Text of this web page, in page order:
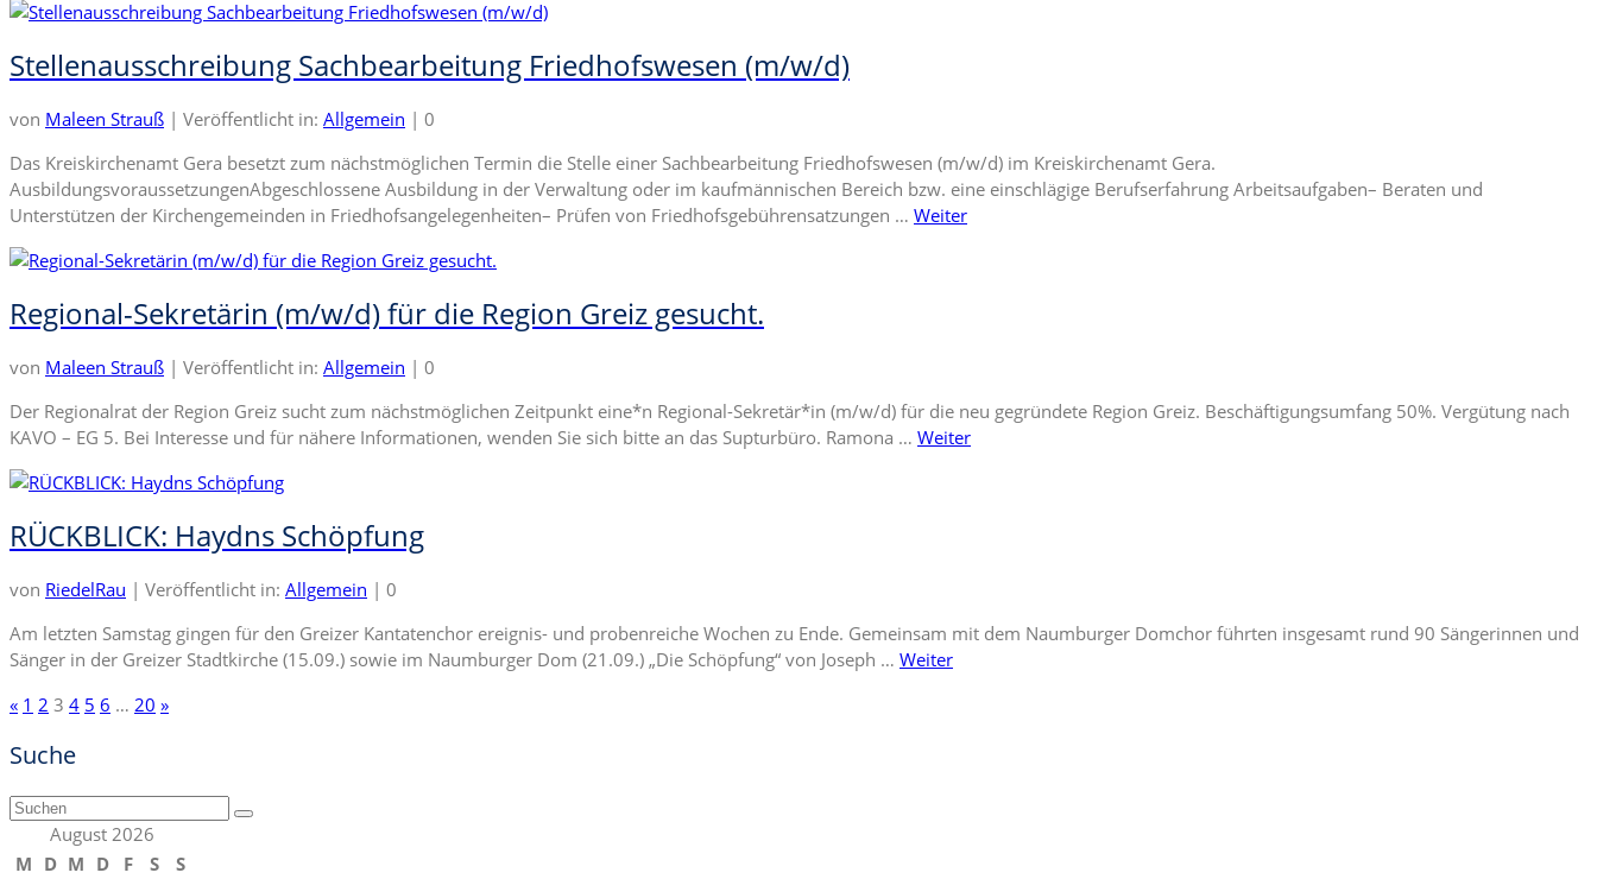
Stellenausschreibung Sachbearbeitung Friedhofswesen (m/w/d)
von Maleen Strauß | Veröffentlicht in: Allgemein | 0
Das Kreiskirchenamt Gera besetzt zum nächstmöglichen Termin die Stelle einer Sachbearbeitung Friedhofswesen (m/w/d) im Kreiskirchenamt Gera.
AusbildungsvoraussetzungenAbgeschlossene Ausbildung in der Verwaltung oder im kaufmännischen Bereich bzw. eine einschlägige Berufserfahrung Arbeitsaufgaben– Beraten und
Unterstützen der Kirchengemeinden in Friedhofsangelegenheiten– Prüfen von Friedhofsgebührensatzungen … Weiter
Regional-Sekretärin (m/w/d) für die Region Greiz gesucht.
von Maleen Strauß | Veröffentlicht in: Allgemein | 0
Der Regionalrat der Region Greiz sucht zum nächstmöglichen Zeitpunkt eine*n Regional-Sekretär*in (m/w/d) für die neu gegründete Region Greiz. Beschäftigungsumfang 50%. Vergütung nach
KAVO – EG 5. Bei Interesse und für nähere Informationen, wenden Sie sich bitte an das Supturbüro. Ramona … Weiter
RÜCKBLICK: Haydns Schöpfung
von RiedelRau | Veröffentlicht in: Allgemein | 0
Am letzten Samstag gingen für den Greizer Kantatenchor ereignis- und probenreiche Wochen zu Ende. Gemeinsam mit dem Naumburger Domchor führten insgesamt rund 90 Sängerinnen und
Sänger in der Greizer Stadtkirche (15.09.) sowie im Naumburger Dom (21.09.) „Die Schöpfung“ von Joseph … Weiter
Seitennummerierung
der
Beiträge
« 1 2 3 4 5 6 … 20 »
Suche
Suchen
nach:August 2026
M D M D F S S